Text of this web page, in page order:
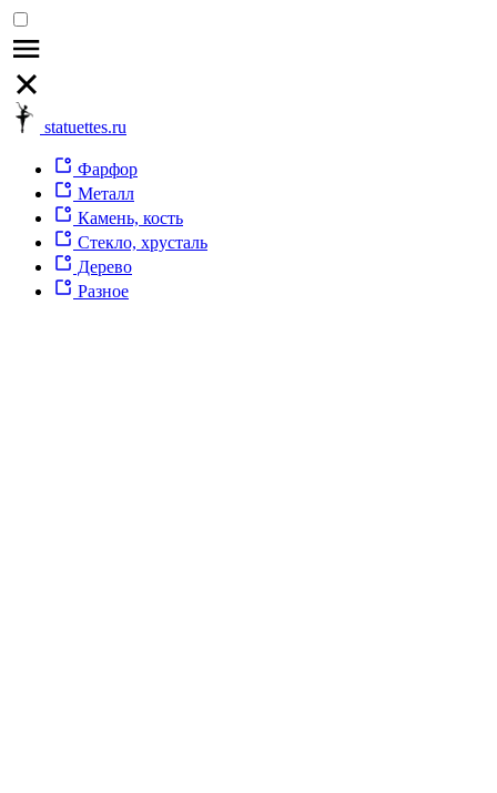
statuettes.ru
Фарфор
Металл
Камень, кость
Стекло, хрусталь
Дерево
Разное